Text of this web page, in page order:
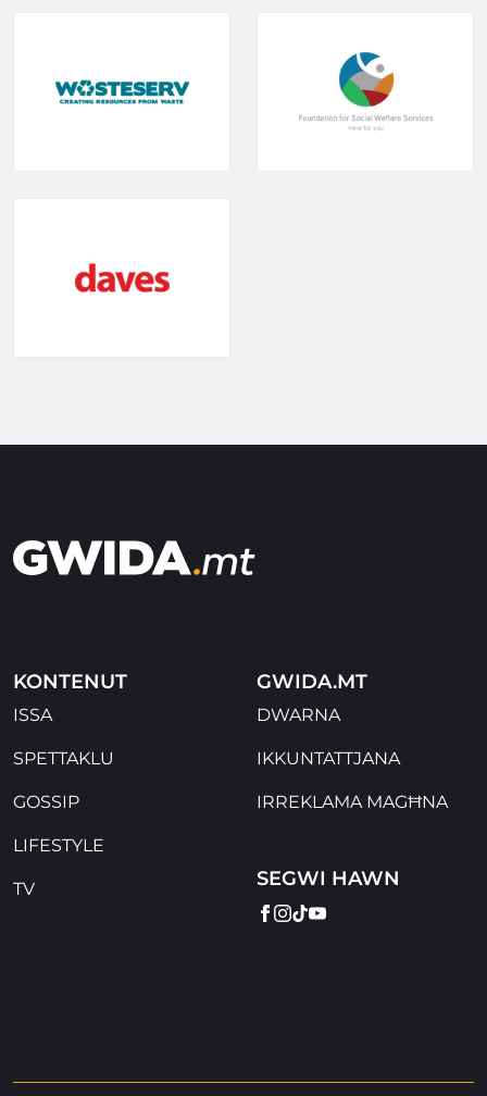
KONTENUT
ISSA
SPETTAKLU
GOSSIP
LIFESTYLE
TV
GWIDA.MT
DWARNA
IKKUNTATTJANA
IRREKLAMA MAGĦNA
SEGWI HAWN
FACEBOOK
INSTAGRAM
TIKTOK
YOUTUBE